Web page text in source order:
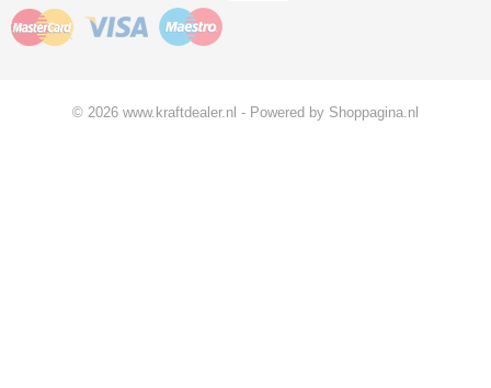
© 2026 www.kraftdealer.nl - Powered by Shoppagina.nl